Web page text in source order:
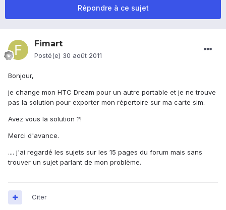
Répondre à ce sujet
Fimart
Posté(e) 30 août 2011
Bonjour,
je change mon HTC Dream pour un autre portable et je ne trouve
pas la solution pour exporter mon répertoire sur ma carte sim.
Avez vous la solution ?!
Merci d'avance.
.... j'ai regardé les sujets sur les 15 pages du forum mais sans
trouver un sujet parlant de mon problème.
Citer